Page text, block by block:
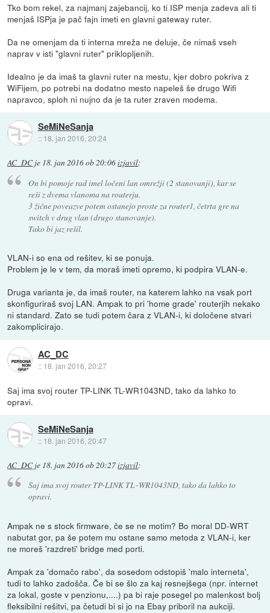
Tko bom rekel, za najmanj zajebancij, ko ti ISP menja zadeva ali ti
menjaš ISPja je pač fajn imeti en glavni gateway ruter.
Da ne omenjam da ti interna mreža ne deluje, če nimaš vseh
naprav v isti "glavni ruter" priklopljenih.
Idealno je da imaš ta glavni ruter na mestu, kjer dobro pokriva z
WiFijem, po potrebi na dodatno mesto napeleš še drugo Wifi
napravco, sploh ni nujno da je ta ruter zraven modema.
SeMiNeSanja
:: 18. jan 2016, 20:24
AC_DCje 18. jan 2016 ob 20:06izjavil:
On bi pomoje rad imel ločeni lan omrežji (2 stanovanji), kar se
reši z dvema vlanoma na routerju.
3 žične poveazve potem ostanejo proste za router1, četrta gre na
switch v drug vlan (drugo stanovanje).
Tako bi jaz rešil.
VLAN-i so ena od rešitev, ki se ponuja.
Problem je le v tem, da moraš imeti opremo, ki podpira VLAN-e.
Druga varianta je, da imaš router, na katerem lahko na vsak port
skonfiguriraš svoj LAN. Ampak to pri 'home grade' routerjih nekako
ni standard. Zato se tudi potem čara z VLAN-i, ki določene stvari
zakomplicirajo.
AC_DC
:: 18. jan 2016, 20:27
Saj ima svoj router TP-LINK TL-WR1043ND, tako da lahko to
opravi.
SeMiNeSanja
:: 18. jan 2016, 20:47
AC_DCje 18. jan 2016 ob 20:27izjavil:
Saj ima svoj router TP-LINK TL-WR1043ND, tako da lahko to
opravi.
Ampak ne s stock firmware, če se ne motim? Bo moral DD-WRT
nabutat gor, pa še potem mu ostane samo metoda z VLAN-i, ker
ne moreš 'razdreti' bridge med porti.
Ampak za 'domačo rabo', da sosedom odstopiš 'malo interneta',
tudi to lahko zadošča. Če bi se šlo za kaj resnejšega (npr. internet
za lokal, goste v penzionu,....) pa bi raje posegel po malenkost bolj
fleksibilni rešitvi, pa četudi bi si jo na Ebay priboril na aukciji.